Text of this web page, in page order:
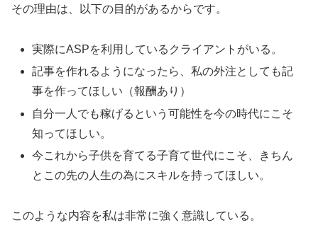
その理由は、以下の目的があるからです。
実際にASPを利用しているクライアントがいる。
記事を作れるようになったら、私の外注としても記
事を作ってほしい（報酬あり）
自分一人でも稼げるという可能性を今の時代にこそ
知ってほしい。
今これから子供を育てる子育て世代にこそ、きちん
とこの先の人生の為にスキルを持ってほしい。
このような内容を私は非常に強く意識している。